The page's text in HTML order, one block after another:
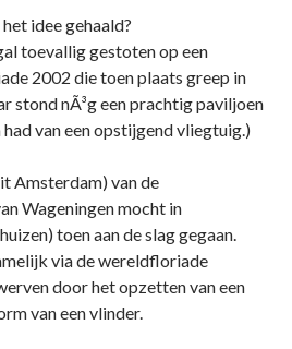
idee gehaald?
toevallig gestoten op een
2002 die toen plaats greep in
stond nÃ³g een prachtig paviljoen
van een opstijgend vliegtuig.)
Amsterdam) van de
Wageningen mocht in
toen aan de slag gegaan.
via de wereldfloriade
door het opzetten van een
van een vlinder.